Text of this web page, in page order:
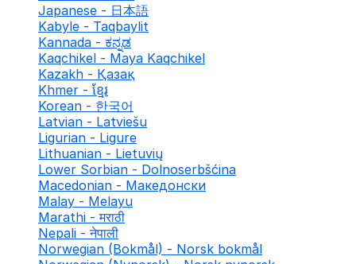
Japanese - 日本語
Kabyle - Taqbaylit
Kannada - ಕನ್ನಡ
Kaqchikel - Maya Kaqchikel
Kazakh - Қазақ
Khmer - ខ្មែរ
Korean - 한국어
Latvian - Latviešu
Ligurian - Ligure
Lithuanian - Lietuvių
Lower Sorbian - Dolnoserbšćina
Macedonian - Македонски
Malay - Melayu
Marathi - मराठी
Nepali - नेपाली
Norwegian (Bokmål) - Norsk bokmål